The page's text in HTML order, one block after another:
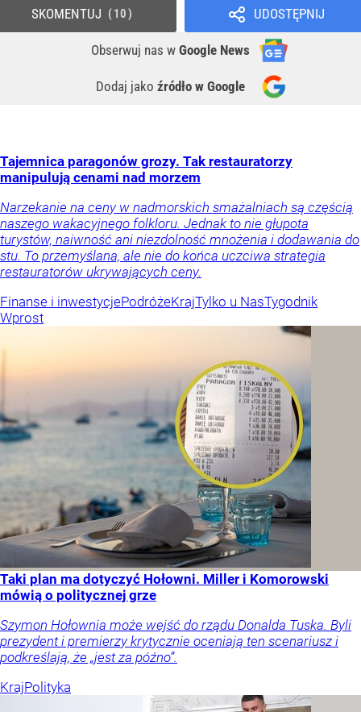
UDOSTĘPNIJ
Obserwuj nas w Google News
Dodaj jako źródło w Google
SKOMENTUJ 10
Tajemnica paragonów grozy. Tak restauratorzy
manipulują cenami nad morzem
Narzekanie na ceny w nadmorskich smażalniach są częścią
naszego wakacyjnego folkloru. Jednak to nie głupota
turystów, naiwność ani niezdolność mnożenia i dodawania do
stu. To przemyślana, ale nie do końca uczciwa strategia
restauratorów ukrywających ceny.
Finanse i inwestycjePodróżeKrajTylko u NasTygodnik
Wprost
Taki plan ma dotyczyć Hołowni. Miller i Komorowski
mówią o politycznej grze
Szymon Hołownia może wejść do rządu Donalda Tuska. Byli
prezydent i premierzy krytycznie oceniają ten scenariusz i
podkreślają, że „jest za późno”.
KrajPolityka